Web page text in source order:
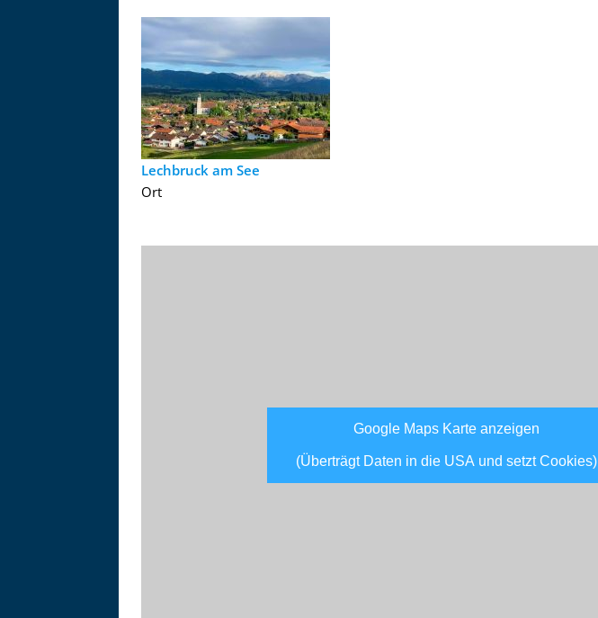
Lechbruck am See
Ort
Google Maps Karte anzeigen
(Überträgt Daten in die USA und setzt Cookies)